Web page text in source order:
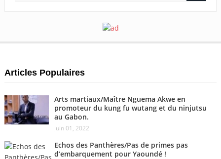
Articles Populaires
Arts martiaux/Maître Nguema Akwe en
promoteur du kung fu wutang et du ninjutsu
au Gabon.
juin 01, 2022
Echos des Panthères/Pas de primes pas
d’embarquement pour Yaoundé !